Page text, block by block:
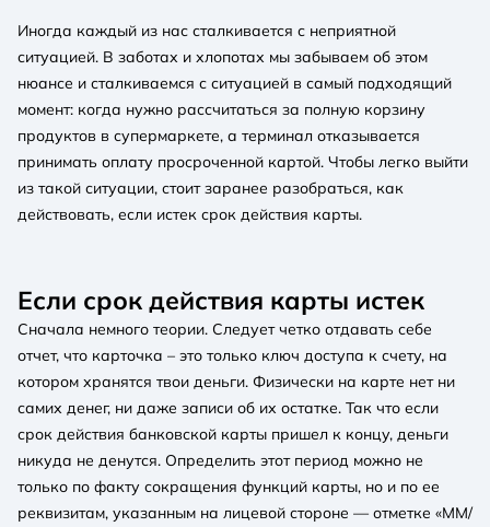
Иногда каждый из нас сталкивается с неприятной
ситуацией. В заботах и ​​хлопотах мы забываем об этом
нюансе и сталкиваемся с ситуацией в самый подходящий
момент: когда нужно рассчитаться за полную корзину
продуктов в супермаркете, а терминал отказывается
принимать оплату просроченной картой. Чтобы легко выйти
из такой ситуации, стоит заранее разобраться, как
действовать, если истек срок действия карты.
Если срок действия карты истек
Сначала немного теории. Следует четко отдавать себе
отчет, что карточка – это только ключ доступа к счету, на
котором хранятся твои деньги. Физически на карте нет ни
самих денег, ни даже записи об их остатке. Так что если
срок действия банковской карты пришел к концу, деньги
никуда не денутся. Определить этот период можно не
только по факту сокращения функций карты, но и по ее
реквизитам, указанным на лицевой стороне — отметке «ММ/